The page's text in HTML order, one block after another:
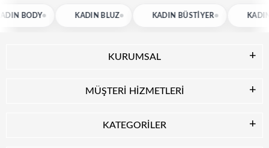
BODY KADIN BLUZ KADIN BÜSTIYER KADIN
KURUMSAL
MÜŞTERİ HİZMETLERİ
KATEGORİLER